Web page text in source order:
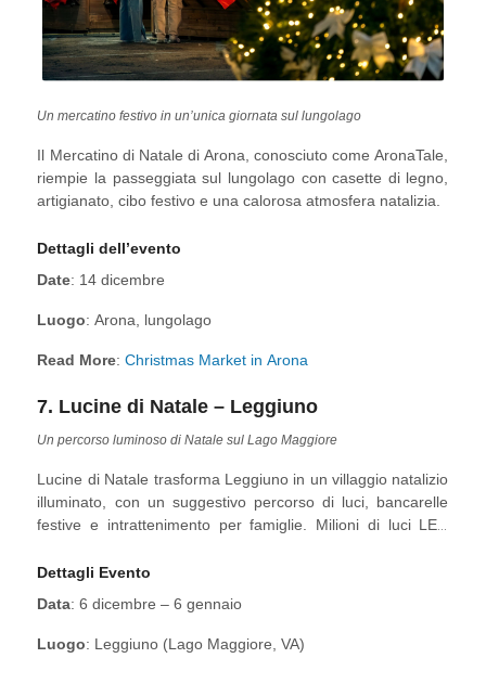
Un mercatino festivo in un’unica giornata sul lungolago
Il Mercatino di Natale di Arona, conosciuto come AronaTale,
riempie la passeggiata sul lungolago con casette di legno,
artigianato, cibo festivo e una calorosa atmosfera natalizia.
Dettagli dell’evento
Date: 14 dicembre
Luogo: Arona, lungolago
Read More:Christmas Market in Arona
7. Lucine di Natale – Leggiuno
Un percorso luminoso di Natale sul Lago Maggiore
Lucine di Natale trasforma Leggiuno in un villaggio natalizio
illuminato, con un suggestivo percorso di luci, bancarelle
festive e intrattenimento per famiglie. Milioni di luci LED
serale invernale sul lago.
Dettagli Evento
Data: 6 dicembre – 6 gennaio
Luogo: Leggiuno (Lago Maggiore, VA)